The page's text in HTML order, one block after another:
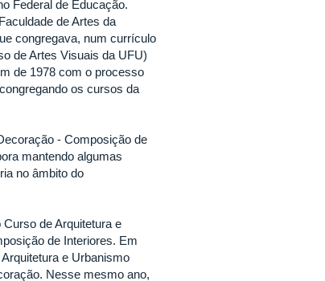
Federal de Educação.
de Artes da
congregava, num currículo
de Artes Visuais da UFU)
de 1978 com o processo
os cursos da
- Composição de
mantendo algumas
no âmbito do
de Arquitetura e
de Interiores. Em
e Urbanismo
Nesse mesmo ano,